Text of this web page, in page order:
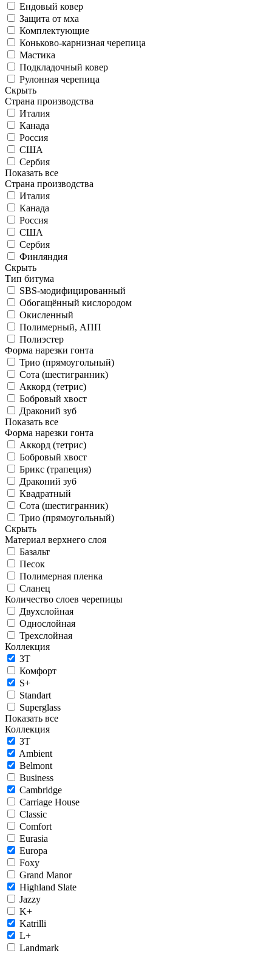
Ендовый ковер
Защита от мха
Комплектующие
Коньково-карнизная черепица
Мастика
Подкладочный ковер
Рулонная черепица
Скрыть
Страна производства
Италия
Канада
Россия
США
Сербия
Показать все
Страна производства
Италия
Канада
Россия
США
Сербия
Финляндия
Скрыть
Тип битума
SBS-модифицированный
Обогащённый кислородом
Окисленный
Полимерный, АПП
Полиэстер
Форма нарезки гонта
Трио (прямоугольный)
Сота (шестигранник)
Аккорд (тетрис)
Бобровый хвост
Драконий зуб
Показать все
Форма нарезки гонта
Аккорд (тетрис)
Бобровый хвост
Брикс (трапеция)
Драконий зуб
Квадратный
Сота (шестигранник)
Трио (прямоугольный)
Скрыть
Материал верхнего слоя
Базальт
Песок
Полимерная пленка
Сланец
Количество слоев черепицы
Двухслойная
Однослойная
Трехслойная
Коллекция
3T
Комфорт
S+
Standart
Superglass
Показать все
Коллекция
3T
Ambient
Belmont
Business
Cambridge
Carriage House
Classic
Comfort
Eurasia
Europa
Foxy
Grand Manor
Highland Slate
Jazzy
K+
Katrilli
L+
Landmark